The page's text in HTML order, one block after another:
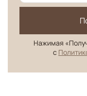
Нажимая
с